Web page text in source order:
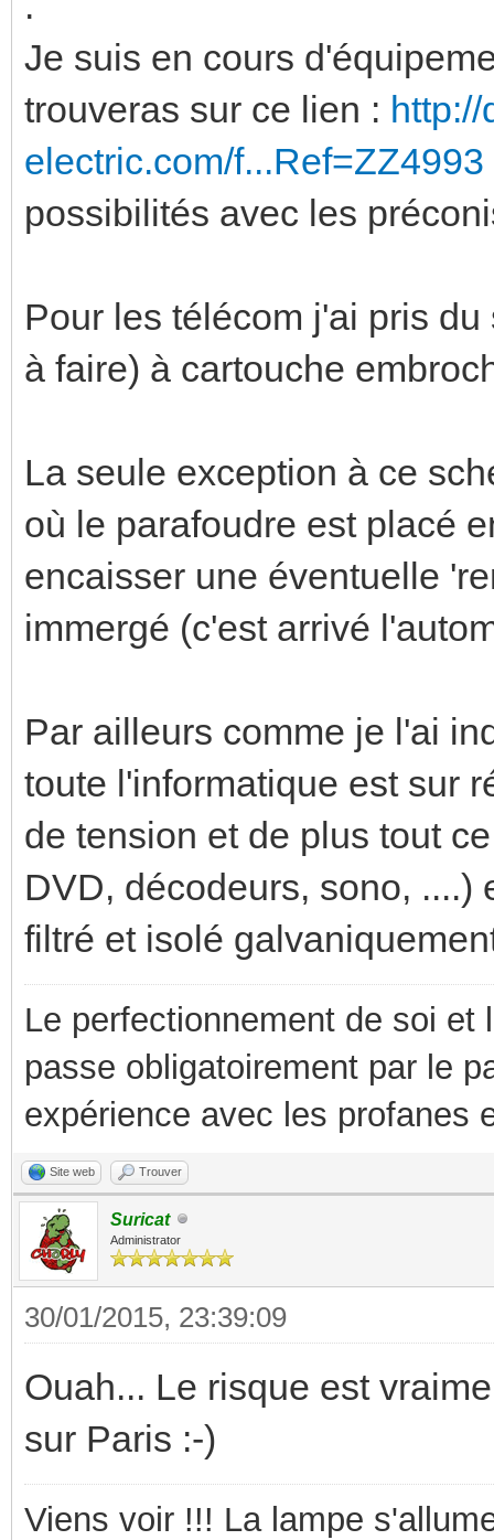
Je suis en cours
trouveras sur ce lien :
electric.com/f...Ref=ZZ4993
possibilités avec les
Pour les télécom j'ai pris
à faire) à cartouche
La seule exception à ce
où le parafoudre est placé
encaisser une éventuelle
immergé (c'est arrivé
Par ailleurs comme je l'ai
toute l'informatique est sur
de tension et de plus tout
DVD, décodeurs, sono, ....)
filtré et isolé
Le perfectionnement de soi
passe obligatoirement par le
expérience avec les profanes
Site web Trouver
Suricat
Administrator
30/01/2015, 23:39:09
Ouah... Le risque est
sur Paris :-)
Viens voir !!! La lampe